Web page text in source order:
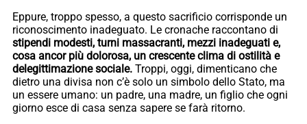
Eppure, troppo spesso, a questo sacrificio corrisponde un
riconoscimento inadeguato. Le cronache raccontano di
stipendi modesti, turni massacranti, mezzi inadeguati e,
cosa ancor più dolorosa, un crescente clima di ostilità e
delegittimazione sociale. Troppi, oggi, dimenticano che
dietro una divisa non c’è solo un simbolo dello Stato, ma
un essere umano: un padre, una madre, un figlio che ogni
giorno esce di casa senza sapere se farà ritorno.